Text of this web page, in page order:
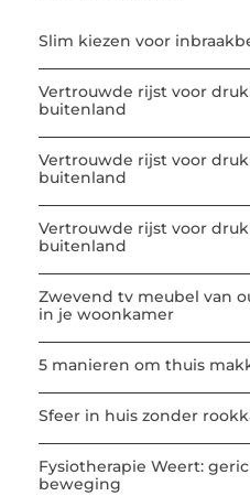
Slim kiezen voor
Vertrouwde rijst voor
buitenland
Vertrouwde rijst voor
buitenland
Vertrouwde rijst voor
buitenland
Zwevend tv meubel van
in je woonkamer
5 manieren om thuis
Sfeer in huis zonder
Fysiotherapie Weert:
beweging